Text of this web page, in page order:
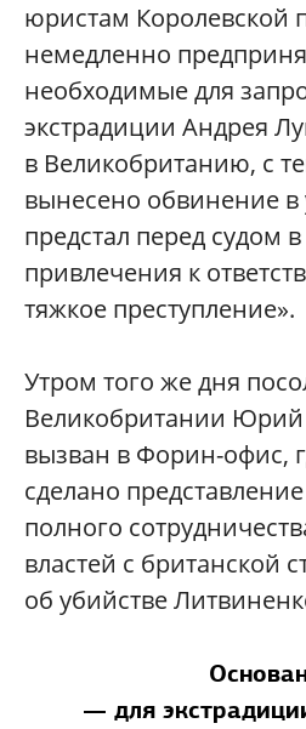
юристам Королевской
немедленно
необходимые для
экстрадиции Андрея
в Великобританию, с
вынесено обвинение в
предстал перед судом
привлечения к
тяжкое преступление».
Утром того же дня
Великобритании
вызван в Форин-офис,
сделано
полного
властей с британской
об убийстве
— для